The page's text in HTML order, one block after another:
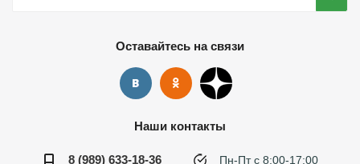
Оставайтесь на связи
Наши контакты
8 (989) 633-18-36 Пн-Пт с 8:00-17:00